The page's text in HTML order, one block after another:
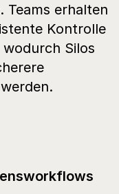
Teams erhalten
Kontrolle
Silos